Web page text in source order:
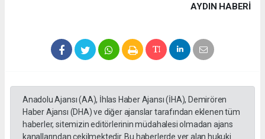
AYDIN HABERİ
Anadolu Ajansı (AA), İhlas Haber Ajansı (İHA), Demirören
Haber Ajansı (DHA) ve diğer ajanslar tarafından eklenen tüm
haberler, sitemizin editörlerinin müdahalesi olmadan ajans
kanallarından çekilmektedir. Bu haberlerde yer alan hukuki